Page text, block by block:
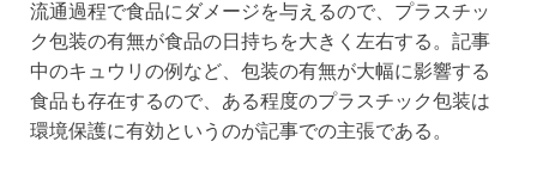
流通過程で食品にダメージを与えるので、プラスチッ
ク包装の有無が食品の日持ちを大きく左右する。記事
中のキュウリの例など、包装の有無が大幅に影響する
食品も存在するので、ある程度のプラスチック包装は
環境保護に有効というのが記事での主張である。